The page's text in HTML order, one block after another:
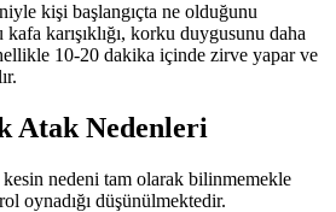
kişi başlangıçta ne olduğunu
karışıklığı, korku duygusunu daha
10-20 dakika içinde zirve yapar ve
Atak Nedenleri
nedeni tam olarak bilinmemekle
oynadığı düşünülmektedir.